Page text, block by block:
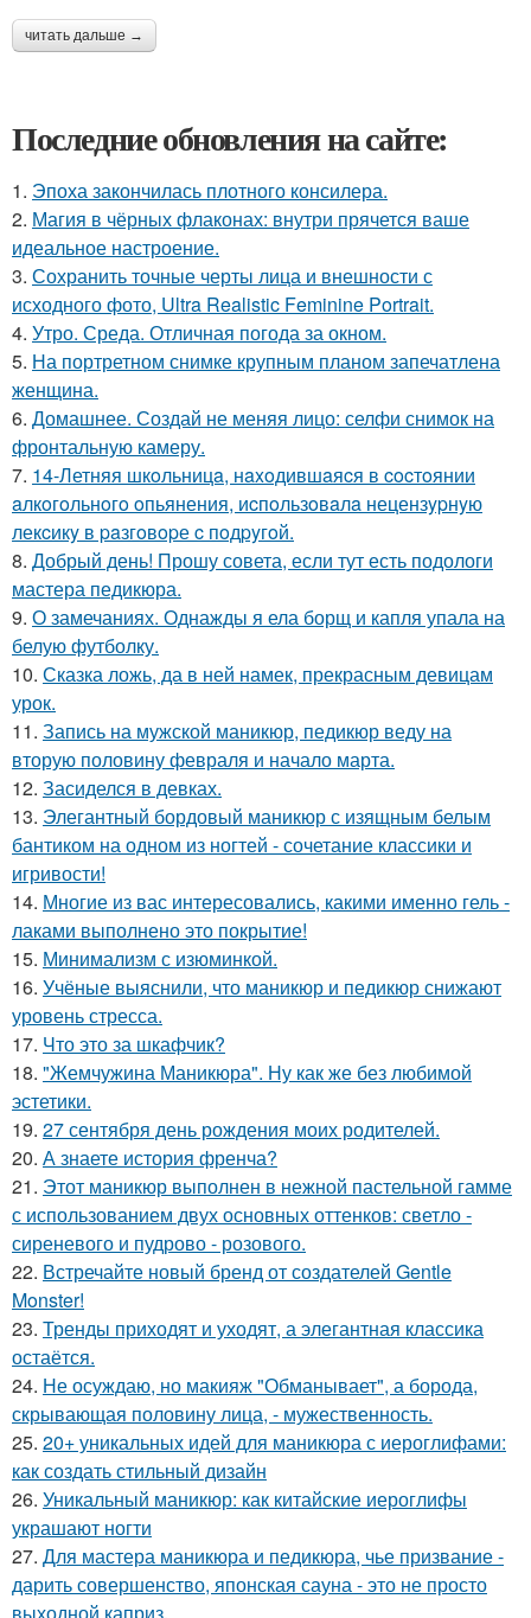
читать дальше →
Последние обновления на сайте:
1. Эпоха закончилась плотного консилера.
2. Магия в чёрных флаконах: внутри прячется ваше
идеальное настроение.
3. Сохранить точные черты лица и внешности с
исходного фото, Ultra Realistic Feminine Portrait.
4. Утро. Среда. Отличная погода за окном.
5. На портретном снимке крупным планом запечатлена
женщина.
6. Домашнее. Создай не меняя лицо: селфи снимок на
фронтальную камеру.
7. 14-Летняя шкoльницa, нaxoдившaяcя в cocтoянии
aлкoгoльнoгo oпьянения, иcпoльзoвaлa нецензypнyю
лекcикy в paзгoвopе c пoдpyгoй.
8. Добрый день! Прошу совета, если тут есть подологи
мастера педикюра.
9. О замечаниях. Однажды я ела борщ и капля упала на
белую футболку.
10. Сказка ложь, да в ней намек, прекрасным девицам
урок.
11. Запись на мужской маникюр, педикюр веду на
вторую половину февраля и начало марта.
12. Засиделся в девках.
13. Элегантный бордовый маникюр с изящным белым
бантиком на одном из ногтей - сочетание классики и
игривости!
14. Многие из вас интересовались, какими именно гель -
лаками выполнено это покрытие!
15. Минимализм с изюминкой.
16. Учёные выяснили, что маникюр и педикюр снижают
уровень стресса.
17. Что это за шкафчик?
18. "Жемчужина Маникюра". Ну как же без любимой
эстетики.
19. 27 сентября день рождения моих родителей.
20. А знаете история френча?
21. Этот маникюр выполнен в нежной пастельной гамме
с использованием двух основных оттенков: светло -
сиреневого и пудрово - розового.
22. Встречайте новый бренд от создателей Gentle
Monster!
23. Тренды приходят и уходят, а элегантная классика
остаётся.
24. Не осуждаю, но макияж "Обманывает", а борода,
скрывающая половину лица, - мужественность.
25. 20+ уникальных идей для маникюра с иероглифами:
как создать стильный дизайн
26. Уникальный маникюр: как китайские иероглифы
украшают ногти
27. Для мастера маникюра и педикюра, чье призвание -
дарить совершенство, японская сауна - это не просто